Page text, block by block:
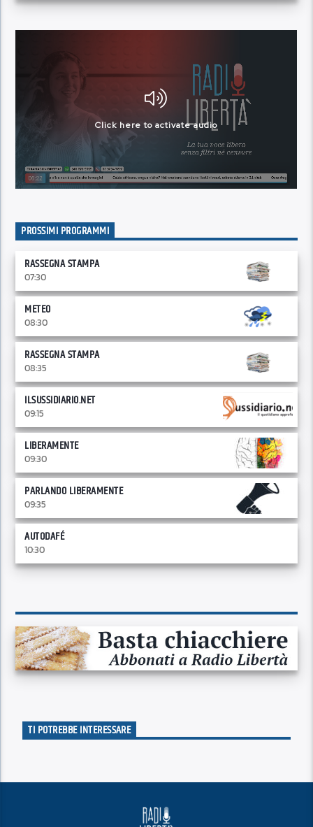
PROSSIMI PROGRAMMI
RASSEGNA STAMPA
07:30
METEO
08:30
RASSEGNA STAMPA
08:35
ILSUSSIDIARIO.NET
09:15
LIBERAMENTE
09:30
PARLANDO LIBERAMENTE
09:35
AUTODAFÉ
10:30
TI POTREBBE INTERESSARE